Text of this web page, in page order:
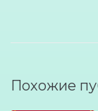
Похожие